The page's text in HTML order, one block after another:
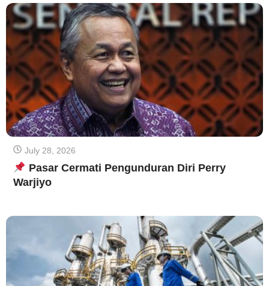
July 28, 2026
Pasar Cermati Pengunduran Diri Perry
Warjiyo